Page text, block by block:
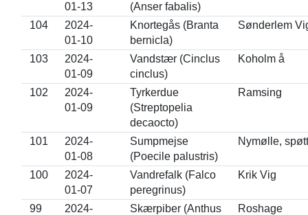
01-13
(Anser fabalis)
104
2024-
01-10
Knortegås (Branta
bernicla)
Sønderlem
103
2024-
01-09
Vandstær (Cinclus
cinclus)
Koholm å
102
2024-
01-09
Tyrkerdue
(Streptopelia
decaocto)
Ramsing
101
2024-
01-08
Sumpmejse
(Poecile palustris)
Nymølle,
100
2024-
01-07
Vandrefalk (Falco
peregrinus)
Krik Vig
99
2024-
Skærpiber (Anthus
Roshage